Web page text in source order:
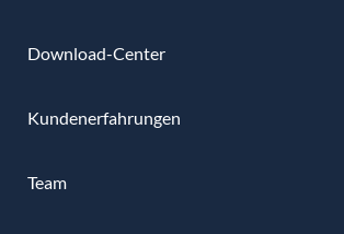
Download-Center
Kundenerfahrungen
Team